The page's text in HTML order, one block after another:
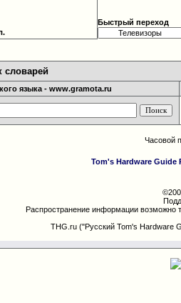
Быстрый переход
словарей
языка - www.gramota.ru
Часовой
Tom's Hardware Guide
Распространение информации возможно
THG.ru ("Русский Tom's Hardware